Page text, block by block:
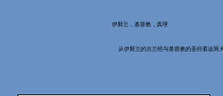
伊斯兰，基督教，真理
从伊斯兰的古兰经与基督教的圣经看这两